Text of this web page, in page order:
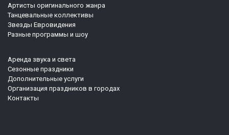
Артисты оригинального жанра
Танцевальные коллективы
Звезды Евровидения
Разные программы и шоу
Аренда звука и света
Сезонные праздники
Дополнительные услуги
Организация праздников в городах
Контакты